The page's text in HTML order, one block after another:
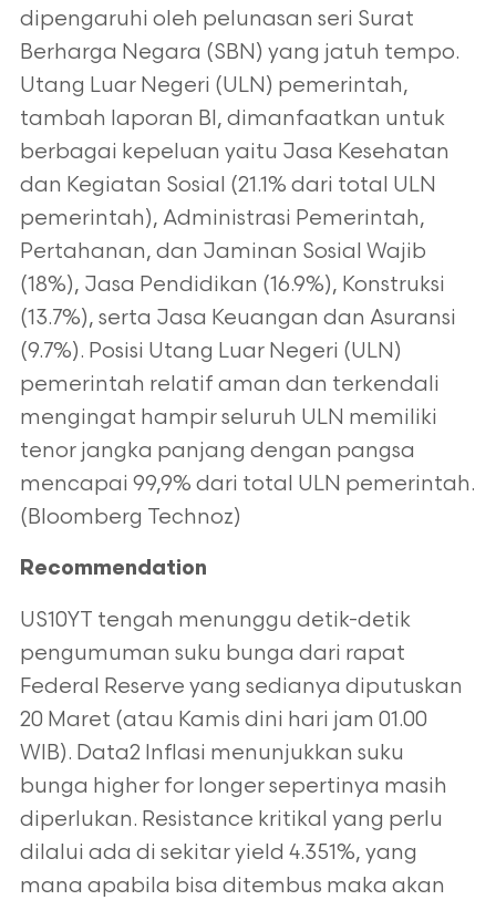
dipengaruhi oleh pelunasan seri Surat
Berharga Negara (SBN) yang jatuh tempo.
Utang Luar Negeri (ULN) pemerintah,
tambah laporan BI, dimanfaatkan untuk
berbagai kepeluan yaitu Jasa Kesehatan
dan Kegiatan Sosial (21.1% dari total ULN
pemerintah), Administrasi Pemerintah,
Pertahanan, dan Jaminan Sosial Wajib
(18%), Jasa Pendidikan (16.9%), Konstruksi
(13.7%), serta Jasa Keuangan dan Asuransi
(9.7%). Posisi Utang Luar Negeri (ULN)
pemerintah relatif aman dan terkendali
mengingat hampir seluruh ULN memiliki
tenor jangka panjang dengan pangsa
mencapai 99,9% dari total ULN pemerintah.
(Bloomberg Technoz)
Recommendation
US10YT tengah menunggu detik-detik
pengumuman suku bunga dari rapat
Federal Reserve yang sedianya diputuskan
20 Maret (atau Kamis dini hari jam 01.00
WIB). Data2 Inflasi menunjukkan suku
bunga higher for longer sepertinya masih
diperlukan. Resistance kritikal yang perlu
dilalui ada di sekitar yield 4.351%, yang
mana apabila bisa ditembus maka akan